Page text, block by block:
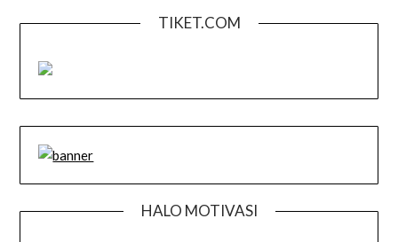
TIKET.COM
HALO MOTIVASI